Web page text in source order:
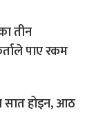
तीन
पाए रकम
सात होइन, आठ